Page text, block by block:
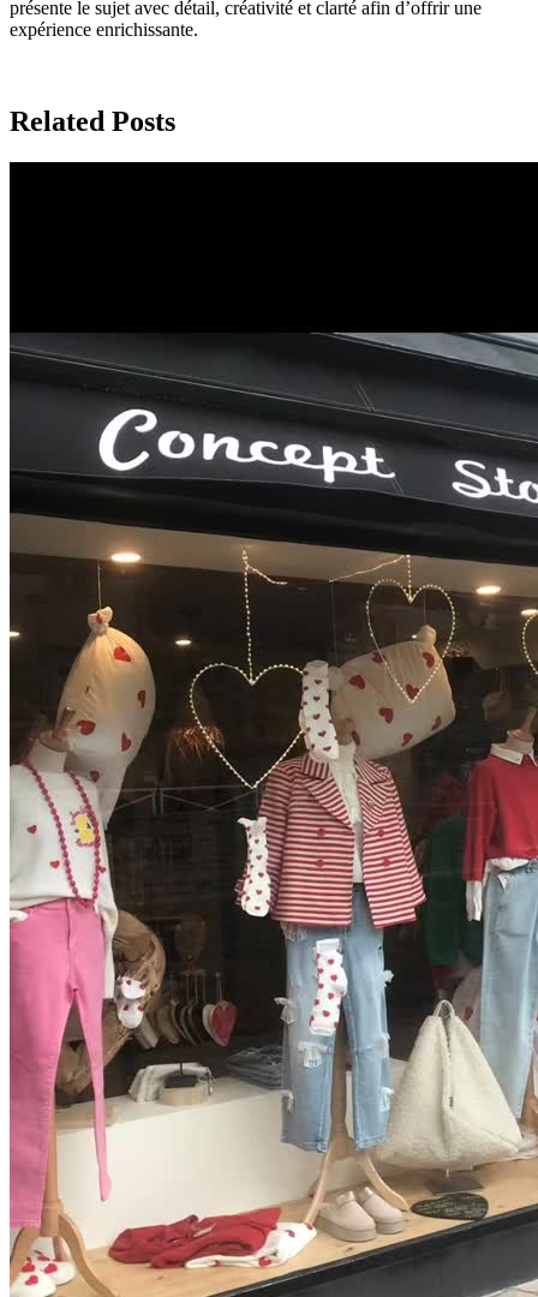
présente le sujet avec détail, créativité et clarté afin d’offrir une
expérience enrichissante.
Related Posts